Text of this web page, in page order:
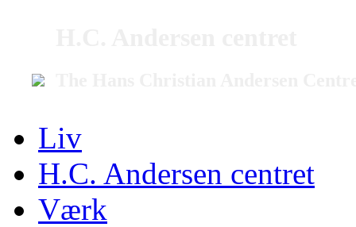
Liv
H.C. Andersen centret
Værk